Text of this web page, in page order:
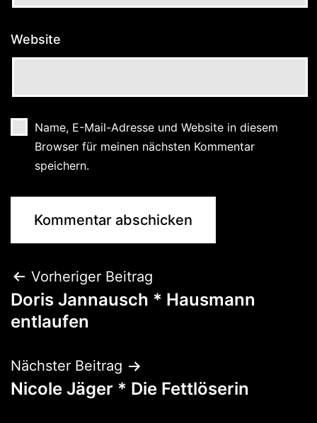
Website
Name, E-Mail-Adresse und Website in diesem
Browser für meinen nächsten Kommentar
speichern.
Vorheriger Beitrag
Doris Jannausch * Hausmann
entlaufen
Nächster Beitrag
Nicole Jäger * Die Fettlöserin